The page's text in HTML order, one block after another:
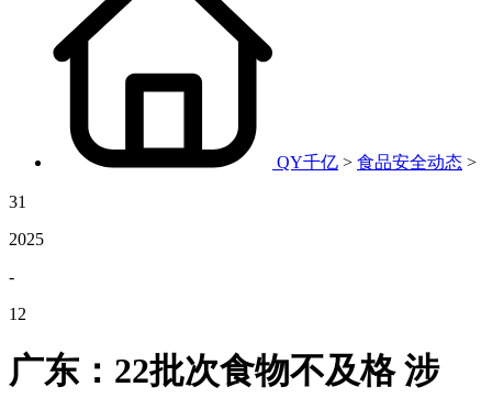
QY千亿 > 食品安全动态 >
31
2025
-
12
广东：22批次食物不及格 涉